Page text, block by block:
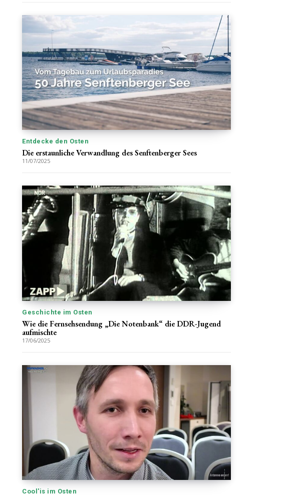
Entdecke den Osten
Die erstaunliche Verwandlung des Senftenberger Sees
11/07/2025
Geschichte im Osten
Wie die Fernsehsendung „Die Notenbank“ die DDR-Jugend
aufmischte
17/06/2025
Cool'is im Osten